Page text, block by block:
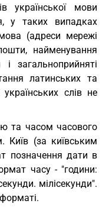
української мови
у таких випадках
(адреси мережі
найменування
загальноприйняті
латинських та
слів не
та часом часового
Київ (за київським
позначення дати в
часу - "години:
мілісекунди".